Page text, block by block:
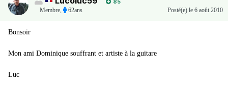
Membre
62ans Posté(e) le 6 août 2010
Bonsoir
Mon ami Dominique souffrant et artiste à la guitare
Luc